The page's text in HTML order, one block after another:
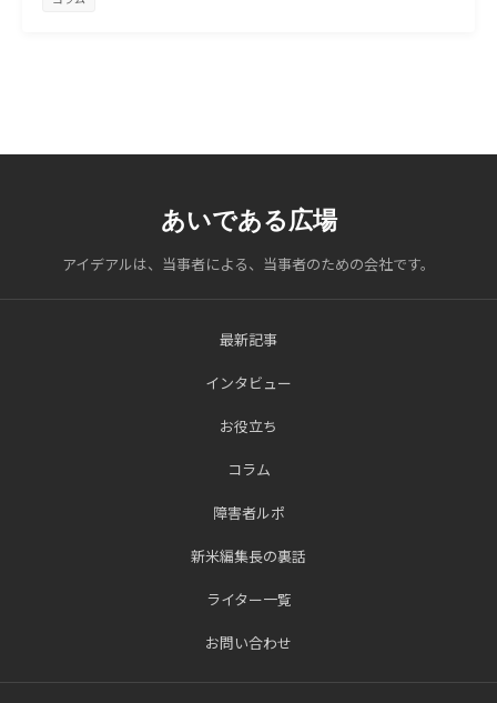
あいである広場
アイデアルは、当事者による、当事者のための会社です。
最新記事
インタビュー
お役立ち
コラム
障害者ルポ
新米編集長の裏話
ライター一覧
お問い合わせ